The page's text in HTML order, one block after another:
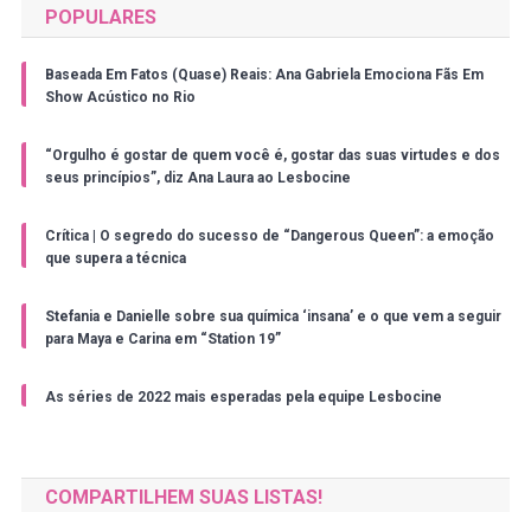
POPULARES
Baseada Em Fatos (Quase) Reais: Ana Gabriela Emociona Fãs Em
Show Acústico no Rio
“Orgulho é gostar de quem você é, gostar das suas virtudes e dos
seus princípios”, diz Ana Laura ao Lesbocine
Crítica | O segredo do sucesso de “Dangerous Queen”: a emoção
que supera a técnica
Stefania e Danielle sobre sua química ‘insana’ e o que vem a seguir
para Maya e Carina em “Station 19”
As séries de 2022 mais esperadas pela equipe Lesbocine
COMPARTILHEM SUAS LISTAS!